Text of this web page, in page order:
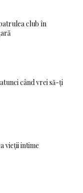
club în
când vrei să-ți
vieții intime